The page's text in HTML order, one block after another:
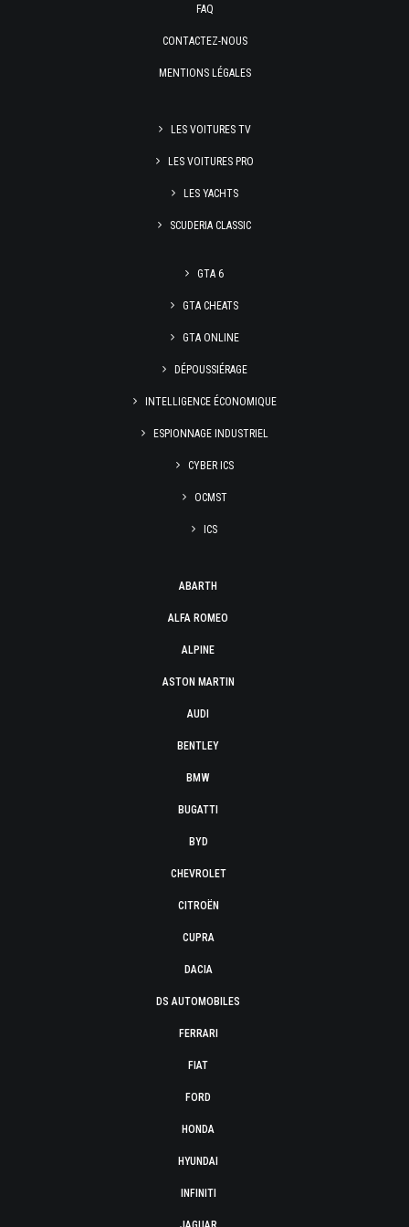
FAQ
CONTACTEZ-NOUS
MENTIONS LÉGALES
LES VOITURES TV
LES VOITURES PRO
LES YACHTS
SCUDERIA CLASSIC
GTA 6
GTA CHEATS
GTA ONLINE
DÉPOUSSIÉRAGE
INTELLIGENCE ÉCONOMIQUE
ESPIONNAGE INDUSTRIEL
CYBER ICS
OCMST
ICS
ABARTH
ALFA ROMEO
ALPINE
ASTON MARTIN
AUDI
BENTLEY
BMW
BUGATTI
BYD
CHEVROLET
CITROËN
CUPRA
DACIA
DS AUTOMOBILES
FERRARI
FIAT
FORD
HONDA
HYUNDAI
INFINITI